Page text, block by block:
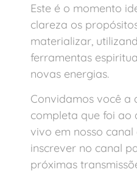
Este é o momento
clareza os
materializar,
ferramentas
novas energias.
Convidamos você a
completa que foi ao
vivo em nosso canal
inscrever no canal
próximas